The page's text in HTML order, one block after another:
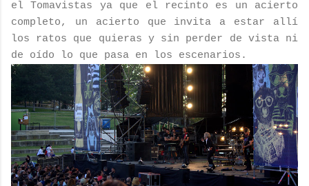
el Tomavistas ya que el recinto es un acierto
completo, un acierto que invita a estar allí
los ratos que quieras y sin perder de vista ni
de oído lo que pasa en los escenarios.